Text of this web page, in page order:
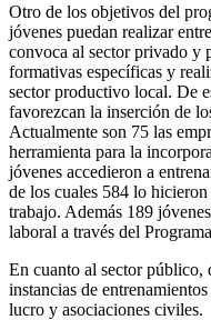
Otro de los objetivos del
jóvenes puedan realizar
convoca al sector privado y
formativas específicas y
sector productivo local. De
favorezcan la inserción de
Actualmente son 75 las
herramienta para la
jóvenes accedieron a
de los cuales 584 lo
trabajo. Además 189
laboral a través del
En cuanto al sector público,
instancias de
lucro y asociaciones civiles.